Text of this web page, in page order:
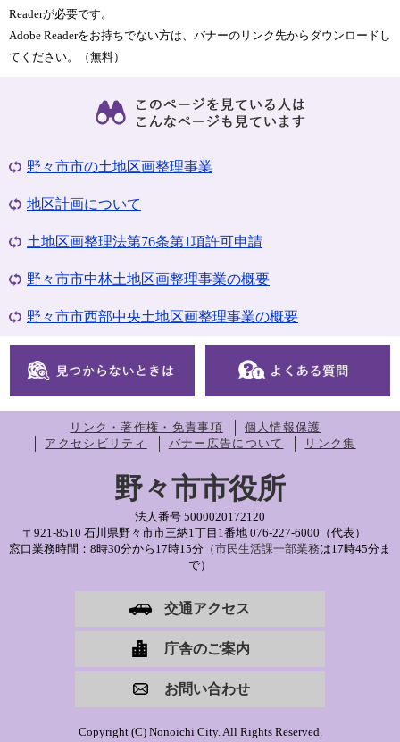
Readerが必要です。
Adobe Readerをお持ちでない方は、バナーのリンク先からダウンロードし
てください。（無料）
野々市市の土地区画整理事業
地区計画について
土地区画整理法第76条第1項許可申請
野々市市中林土地区画整理事業の概要
野々市市西部中央土地区画整理事業の概要
リンク・著作権・免責事項
個人情報保護
アクセシビリティ
バナー広告について リンク集
野々市市役所
法人番号 5000020172120
〒921-8510 石川県野々市市三納1丁目1番地 076-227-6000（代表）
窓口業務時間：8時30分から17時15分（市民生活課一部業務は17時45分ま
で）
交通アクセス
庁舎のご案内
お問い合わせ
Copyright (C) Nonoichi City. All Rights Reserved.